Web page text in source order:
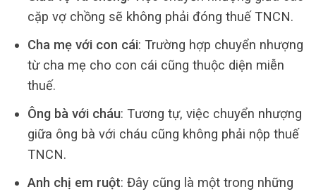
cặp vợ chồng sẽ không phải đóng thuế TNCN.
Cha mẹ với con cái: Trường hợp chuyển nhượng
từ cha mẹ cho con cái cũng thuộc diện miễn
thuế.
Ông bà với cháu: Tương tự, việc chuyển nhượng
giữa ông bà với cháu cũng không phải nộp thuế
TNCN.
Anh chị em ruột: Đây cũng là một trong những